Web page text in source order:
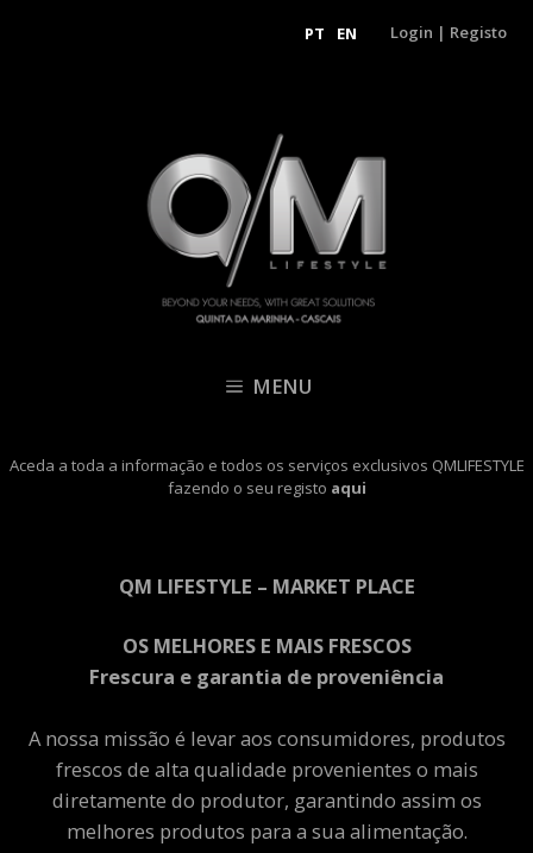
PT EN Login | Registo
MENU
Aceda a toda a informação e todos os serviços exclusivos QMLIFESTYLE
fazendo o seu registo aqui
QM LIFESTYLE – MARKET PLACE
OS MELHORES E MAIS FRESCOS
Frescura e garantia de proveniência
A nossa missão é levar aos consumidores, produtos
frescos de alta qualidade provenientes o mais
diretamente do produtor, garantindo assim os
melhores produtos para a sua alimentação.